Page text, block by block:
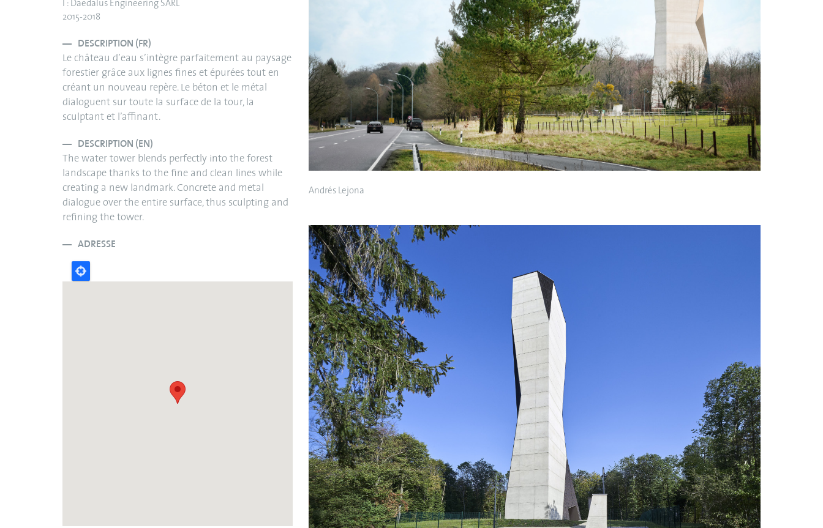
I : Daedalus Engineering SARL
2015-2018
DESCRIPTION (FR)
Le château d’eau s’intègre parfaitement au paysage
forestier grâce aux lignes fines et épurées tout en
créant un nouveau repère. Le béton et le métal
dialoguent sur toute la surface de la tour, la
sculptant et l’affinant.
DESCRIPTION (EN)
The water tower blends perfectly into the forest
landscape thanks to the fine and clean lines while
creating a new landmark. Concrete and metal
dialogue over the entire surface, thus sculpting and
refining the tower.
ADRESSE
Andrés Lejona